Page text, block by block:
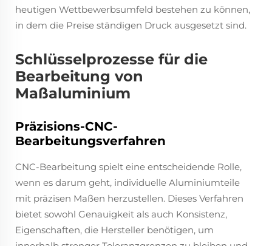
heutigen Wettbewerbsumfeld bestehen zu können,
in dem die Preise ständigen Druck ausgesetzt sind.
Schlüsselprozesse für die
Bearbeitung von
Maßaluminium
Präzisions-CNC-
Bearbeitungsverfahren
CNC-Bearbeitung spielt eine entscheidende Rolle,
wenn es darum geht, individuelle Aluminiumteile
mit präzisen Maßen herzustellen. Dieses Verfahren
bietet sowohl Genauigkeit als auch Konsistenz,
Eigenschaften, die Hersteller benötigen, um